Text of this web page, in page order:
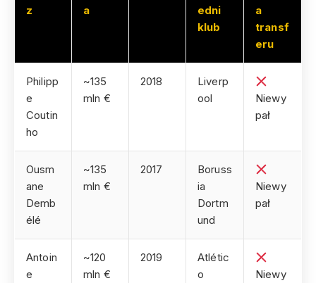
z
a
edni
klub
a
transf
eru
Philipp
e
Coutin
ho
~135
mln €
2018
Liverp
ool
Niewy
pał
Ousm
ane
Demb
élé
~135
mln €
2017
Boruss
ia
Dortm
und
Niewy
pał
Antoin
e
~120
mln €
2019
Atlétic
o
Niewy